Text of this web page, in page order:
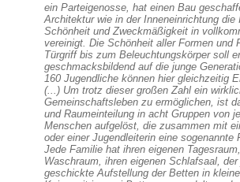
ein Parteigenosse, hat einen Bau
Architektur wie in der Inneneinrichtung die
Schönheit und Zweckmäßigkeit in
vereinigt. Die Schönheit aller Formen und
Türgriff bis zum Beleuchtungskörper soll
geschmacksbildend auf die junge
160 Jugendliche können hier gleichzeitig
(...) Um trotz dieser großen Zahl ein
Gemeinschaftsleben zu ermöglichen, ist
und Raumeinteilung in acht Gruppen von
Menschen aufgelöst, die zusammen mit
oder einer Jugendleiterin eine sogenannte
Jede Familie hat ihren eigenen
Waschraum, ihren eigenen Schlafsaal,
geschickte Aufstellung der Betten in